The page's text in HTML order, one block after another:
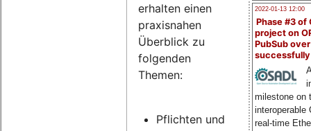
2022-01-13 12:00
Phase #3 of
project on
PubSub over
milestone on
interoperable
real-time
erhalten einen
praxisnahen
Überblick zu
folgenden
Themen:
Pflichten und